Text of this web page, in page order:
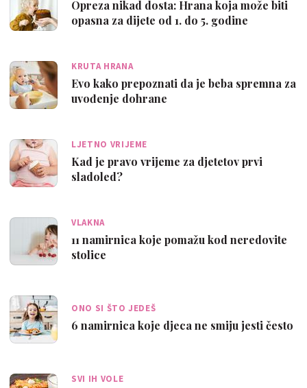
Opreza nikad dosta: Hrana koja može biti
opasna za dijete od 1. do 5. godine
KRUTA HRANA
Evo kako prepoznati da je beba spremna za
uvođenje dohrane
LJETNO VRIJEME
Kad je pravo vrijeme za djetetov prvi
sladoled?
VLAKNA
11 namirnica koje pomažu kod neredovite
stolice
ONO SI ŠTO JEDEŠ
6 namirnica koje djeca ne smiju jesti često
SVI IH VOLE